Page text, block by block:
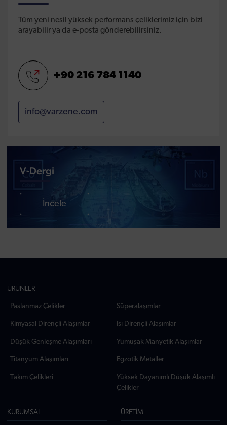
Tüm yeni nesil yüksek performans çeliklerimiz için bizi
arayabilir ya da e-posta gönderebilirsiniz.
+90 216 784 1140
info@varzene.com
V-Dergi
İncele
ÜRÜNLER
Paslanmaz Çelikler Süperalaşımlar
Kimyasal Dirençli Alaşımlar Isı Dirençli Alaşımlar
Düşük Genleşme Alaşımları Yumuşak Manyetik Alaşımlar
Titanyum Alaşımları Egzotik Metaller
Takım Çelikleri
Yüksek Dayanımlı Düşük Alaşımlı
Çelikler
KURUMSAL ÜRETİM